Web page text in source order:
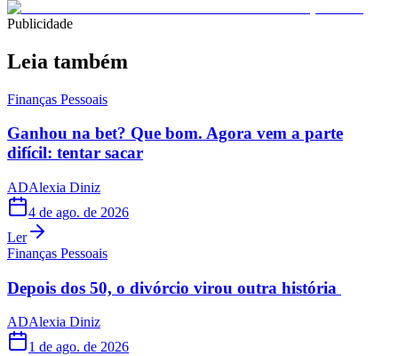
Publicidade
Leia também
Finanças Pessoais
Ganhou na bet? Que bom. Agora vem a parte
difícil: tentar sacar
ADAlexia Diniz
4 de ago. de 2026
Ler
Finanças Pessoais
Depois dos 50, o divórcio virou outra história
ADAlexia Diniz
1 de ago. de 2026